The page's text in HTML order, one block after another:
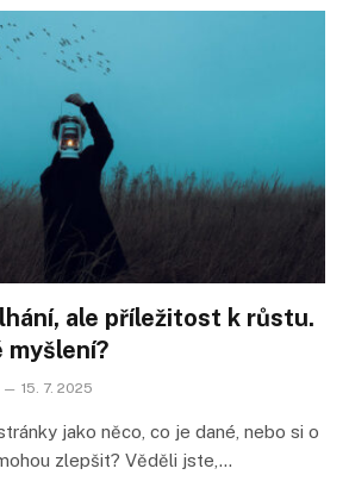
ale příležitost k růstu.
myšlení?
15. 7. 2025
jako něco, co je dané, nebo si o
zlepšit? Věděli jste,…